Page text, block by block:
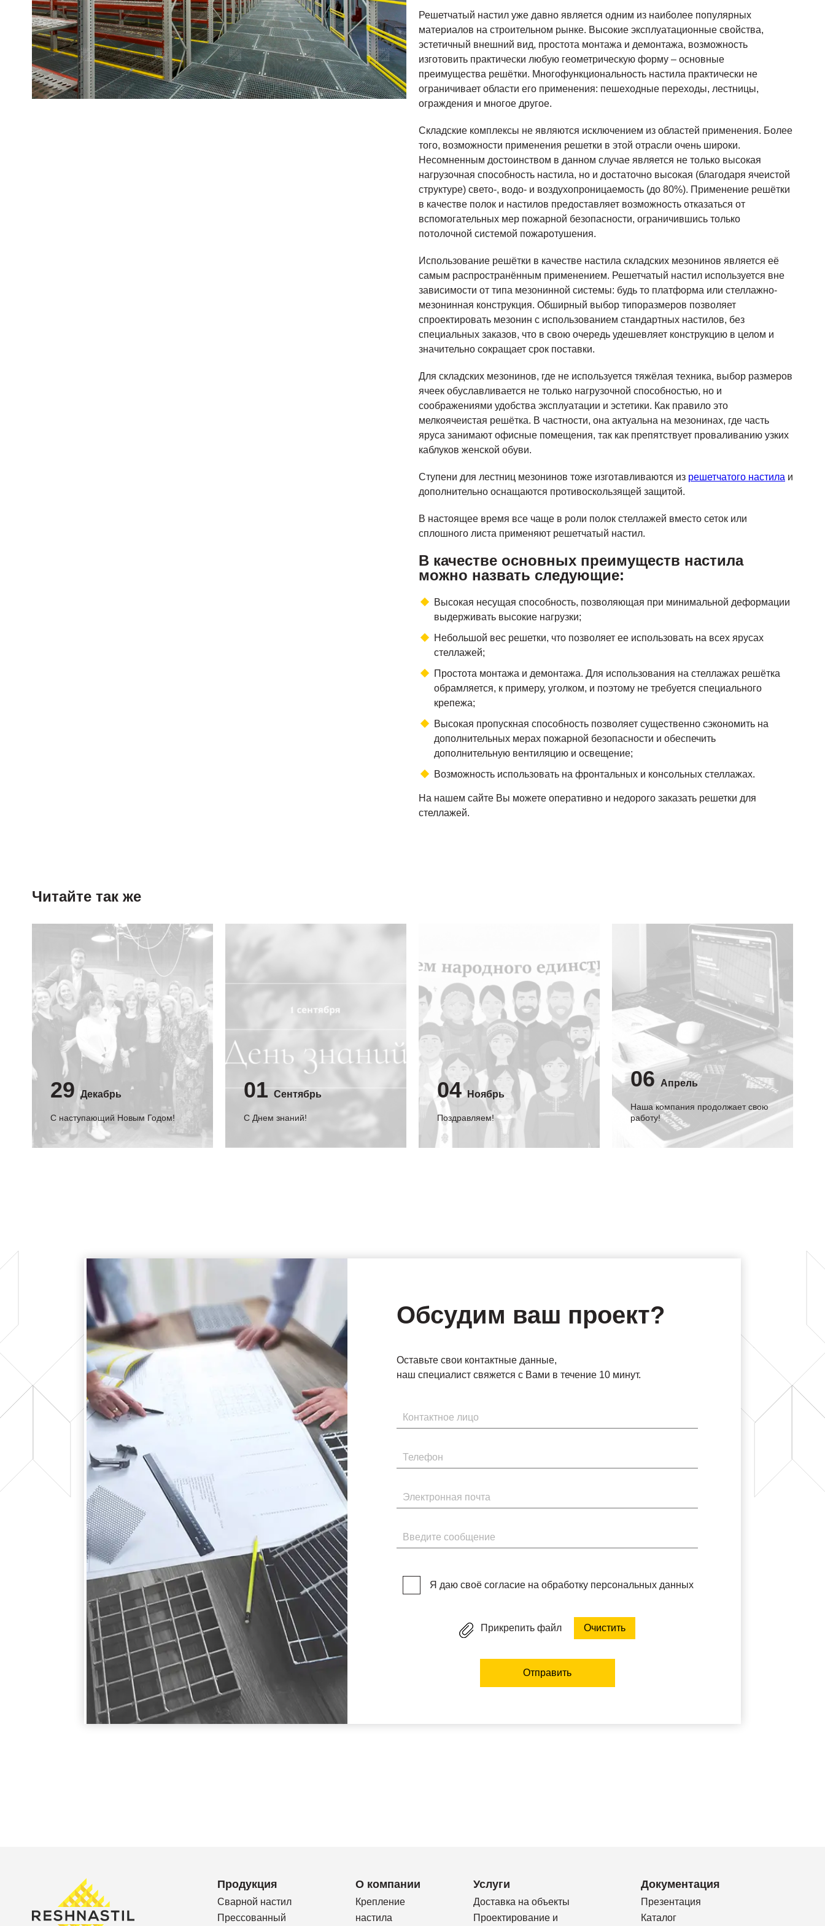
Решетчатый настил уже давно является одним из наиболее популярных
материалов на строительном рынке. Высокие эксплуатационные свойства,
эстетичный внешний вид, простота монтажа и демонтажа, возможность
изготовить практически любую геометрическую форму – основные
преимущества решётки. Многофункциональность настила практически не
ограничивает области его применения: пешеходные переходы, лестницы,
ограждения и многое другое.
Складские комплексы не являются исключением из областей применения. Более
того, возможности применения решетки в этой отрасли очень широки.
Несомненным достоинством в данном случае является не только высокая
нагрузочная способность настила, но и достаточно высокая (благодаря ячеистой
структуре) свето-, водо- и воздухопроницаемость (до 80%). Применение решётки
в качестве полок и настилов предоставляет возможность отказаться от
вспомогательных мер пожарной безопасности, ограничившись только
потолочной системой пожаротушения.
Использование решётки в качестве настила складских мезонинов является её
самым распространённым применением. Решетчатый настил используется вне
зависимости от типа мезонинной системы: будь то платформа или стеллажно-
мезонинная конструкция. Обширный выбор типоразмеров позволяет
спроектировать мезонин с использованием стандартных настилов, без
специальных заказов, что в свою очередь удешевляет конструкцию в целом и
значительно сокращает срок поставки.
Для складских мезонинов, где не используется тяжёлая техника, выбор размеров
ячеек обуславливается не только нагрузочной способностью, но и
соображениями удобства эксплуатации и эстетики. Как правило это
мелкоячеистая решётка. В частности, она актуальна на мезонинах, где часть
яруса занимают офисные помещения, так как препятствует проваливанию узких
каблуков женской обуви.
Ступени для лестниц мезонинов тоже изготавливаются из решетчатого настила и
дополнительно оснащаются противоскользящей защитой.
В настоящее время все чаще в роли полок стеллажей вместо сеток или
сплошного листа применяют решетчатый настил.
В качестве основных преимуществ настила
можно назвать следующие:
Высокая несущая способность, позволяющая при минимальной деформации
выдерживать высокие нагрузки;
Небольшой вес решетки, что позволяет ее использовать на всех ярусах
стеллажей;
Простота монтажа и демонтажа. Для использования на стеллажах решётка
обрамляется, к примеру, уголком, и поэтому не требуется специального
крепежа;
Высокая пропускная способность позволяет существенно сэкономить на
дополнительных мерах пожарной безопасности и обеспечить
дополнительную вентиляцию и освещение;
Возможность использовать на фронтальных и консольных стеллажах.
На нашем сайте Вы можете оперативно и недорого заказать решетки для
стеллажей.
Читайте так же
29 Декабрь
С наступающий Новым Годом!
01 Сентябрь
C Днем знаний!
04 Ноябрь
Поздравляем!
06 Апрель
Наша компания продолжает свою
работу!
Обсудим ваш проект?
Оставьте свои контактные данные,
наш специалист свяжется с Вами в течение 10 минут.
Имя
Телефон
Электронная почта
Введите сообщение
Я даю своё согласие на обработку персональных данных
Прикрепить файл Очистить
Отправить
Продукция
Сварной настил
Прессованный
О компании
Крепление
настила
Услуги
Доставка на объекты
Проектирование и
Документация
Презентация
Каталог